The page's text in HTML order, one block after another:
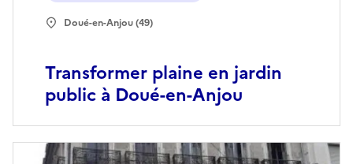
Transformer plaine en jardin
public à Doué-en-Anjou
Doué-en-Anjou (49)